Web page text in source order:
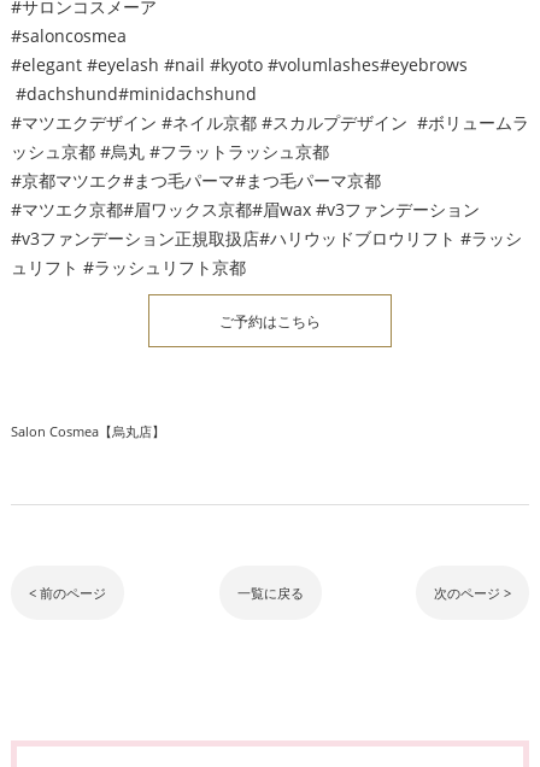
#サロンコスメーア
#saloncosmea
#elegant #eyelash #nail #kyoto #volumlashes#eyebrows
#dachshund#minidachshund
#マツエクデザイン #ネイル京都 #スカルプデザイン #ボリュームラ
ッシュ京都 #烏丸 #フラットラッシュ京都
#京都マツエク#まつ毛パーマ#まつ毛パーマ京都
#マツエク京都#眉ワックス京都#眉wax #v3ファンデーション
#v3ファンデーション正規取扱店#ハリウッドブロウリフト #ラッシ
ュリフト #ラッシュリフト京都
ご予約はこちら
Salon Cosmea【烏丸店】
< 前のページ 一覧に戻る 次のページ >